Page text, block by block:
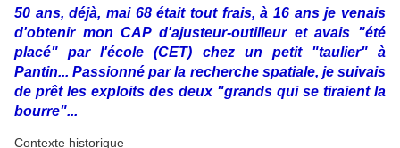
50 ans, déjà, mai 68 était tout frais, à 16 ans je venais
d'obtenir mon CAP d'ajusteur-outilleur et avais "été
placé" par l'école (CET) chez un petit "taulier" à
Pantin... Passionné par la recherche spatiale, je suivais
de prêt les exploits des deux "grands qui se tiraient la
bourre"...
Contexte historique